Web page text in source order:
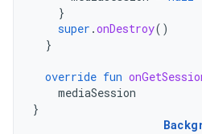
}
super .onDestroy()
}
override fun
mediaSession
}